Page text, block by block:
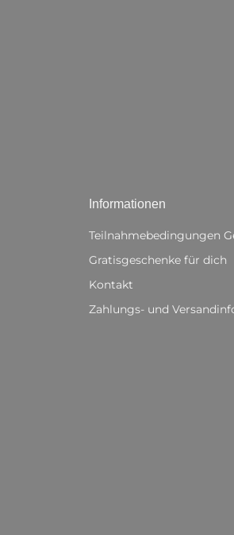
Informationen
Teilnahmebedingungen
Gratisgeschenke für dich
Kontakt
Zahlungs- und